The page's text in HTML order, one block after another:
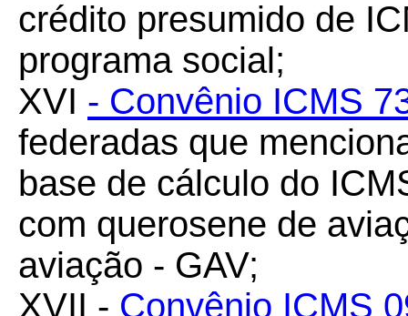
crédito presumido de
programa social;
XVI - Convênio ICMS
federadas que
base de cálculo do
com querosene de
aviação - GAV;
XVII - Convênio ICMS